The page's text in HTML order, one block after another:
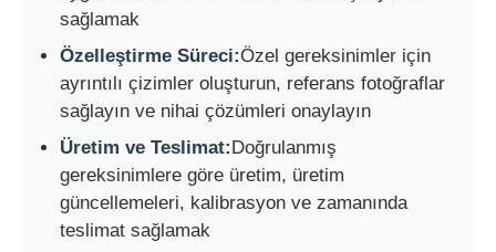
sağlamak
Özelleştirme Süreci:Özel gereksinimler için
ayrıntılı çizimler oluşturun, referans fotoğraflar
sağlayın ve nihai çözümleri onaylayın
Üretim ve Teslimat:Doğrulanmış
gereksinimlere göre üretim, üretim
güncellemeleri, kalibrasyon ve zamanında
teslimat sağlamak